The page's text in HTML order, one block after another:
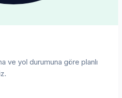
ve yol durumuna göre planlı